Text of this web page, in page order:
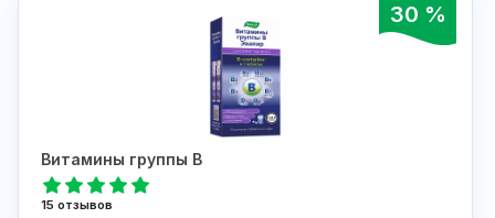
30 %
Витамины группы В
15 отзывов